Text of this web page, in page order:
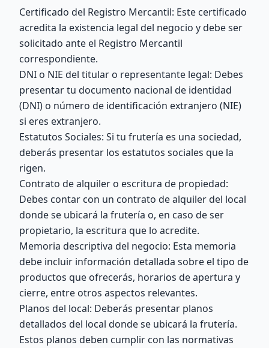
Certificado del Registro Mercantil: Este certificado
acredita la existencia legal del negocio y debe ser
solicitado ante el Registro Mercantil
correspondiente.
DNI o NIE del titular o representante legal: Debes
presentar tu documento nacional de identidad
(DNI) o número de identificación extranjero (NIE)
si eres extranjero.
Estatutos Sociales: Si tu frutería es una sociedad,
deberás presentar los estatutos sociales que la
rigen.
Contrato de alquiler o escritura de propiedad:
Debes contar con un contrato de alquiler del local
donde se ubicará la frutería o, en caso de ser
propietario, la escritura que lo acredite.
Memoria descriptiva del negocio: Esta memoria
debe incluir información detallada sobre el tipo de
productos que ofrecerás, horarios de apertura y
cierre, entre otros aspectos relevantes.
Planos del local: Deberás presentar planos
detallados del local donde se ubicará la frutería.
Estos planos deben cumplir con las normativas